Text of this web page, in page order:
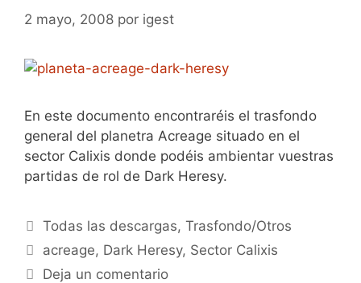
2 mayo, 2008 por igest
En este documento encontraréis el trasfondo
general del planetra Acreage situado en el
sector Calixis donde podéis ambientar vuestras
partidas de rol de Dark Heresy.
Categorías
Todas las descargas,Trasfondo/Otros
Etiquetas
acreage, Dark Heresy, Sector Calixis
Deja un comentario